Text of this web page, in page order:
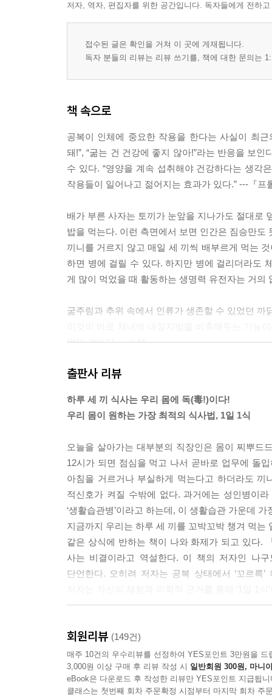
생활습관을 바로잡으면 건강은 저절로 온다
마지막까지 ‘건강하고 활기차게’ 보내자
에필로그 - 매끈한 피부와 잘록한 허리를 위하여
저자, 역자, 편집자를 위한 공간입니다. 독자들에게 전하
접수된 글은 확인을 거쳐 이 곳에 게재됩니다.
독자 분들의 리뷰는 리뷰 쓰기를, 책에 대한 문의는
책 속으로
공복이 인체에 중요한 작용을 한다는 사실이 최
돼!”, “굶는 건 건강에 좋지 않아!”라는 반응을 보
수 있다. “영양을 계속 섭취해야 건강하다는 생각
작용들이 일어나고 젊어지는 효과가 있다.” ---『프
배가 부른 사자는 토끼가 눈앞을 지나가도 절대로
밥을 먹는다. 이런 측면에서 보면 인간은 짐승만도
끼니를 거르지 않고 매일 세 끼씩 배부르게 먹는
하면 병에 걸릴 수 있다. 하지만 병에 걸리더라도
게 많이 먹었을 때 활동하는 생명력 유전자는 거의
굶주림과 추위 속에서 인류가 생존할 수 있었던
었던 것이다. ---p.46
기본적으로 아침 식사는 아무것도 먹지 않는 것이
만 섭취하는 편이 훨씬 더 건강에 좋다. 특히 전날
학적으로 봤을 때도 위를 쉬게 하려면 절식이 필
기본적으로 먹고 싶은 것이라면 무엇을 얼마만큼
지만 하루 한 끼 식생활을 그렇게 단순하게 생각
우리의 몸도 정말로 필요한 것을 요구한다. 그것은
누군가 내게 뭘 먹고 싶은지 물어본다면 ‘현미와
의 식단이므로 크게 한 접시를 먹는다고 해도 칼
3
나는 ‘하루 한 끼’ 식생활을 시작한 지 벌써 10년
무척 좋다. 하지만 ‘하루 한 끼’ 식생활이 지향하
25
건강할 때에는 자신이 병에 걸리는 일은 상상조차
는 생각에 당신은 지금도 건강을 소홀히 다루고
출판사 리뷰
하루 세 끼 식사는 우리 몸에 독(毒!)이다!
우리 몸이 원하는 가장 최적의 식사법, 1일 1식
오늘을 살아가는 대부분의 직장인은 몸이 찌뿌드
12시가 되면 점심을 먹고 나서 곧바로 업무에 돌
아침을 거르거나 부실하게 먹는다고 하더라도
적신호가 켜질 수밖에 없다. 과거에는 성인병이
‘생활습관병’이라고 하는데, 이 생활습관 가운데
지금까지 우리는 하루 세 끼를 꼬박꼬박 챙겨 먹
같은 상식에 반하는 책이 나와 화제가 되고 있다.
사는 비결이라고 역설한다. 이 책의 저자인 나
단언한다. 오히려 저자는 공복 상태에서 ‘꼬르륵
공복의 효과를 최초로 밝힌 획기적인 건강서
최근 영국 노화 연구진의 연구 결과에 따르면 쥐
수명은 인간의 삶으로 치면 20년에 해당한다고
회원리뷰 (149건)
매주 10건의 우수리뷰를 선정하여 YES포인트 3만원을 드
3,000원 이상 구매 후 리뷰 작성 시 일반회원 300원, 마니
eBook은 다운로드 후 작성한 리뷰만 YES포인트 지급됩니
클래스는 첫번째 회차 주문확정 시점부터 마지막 회차 주